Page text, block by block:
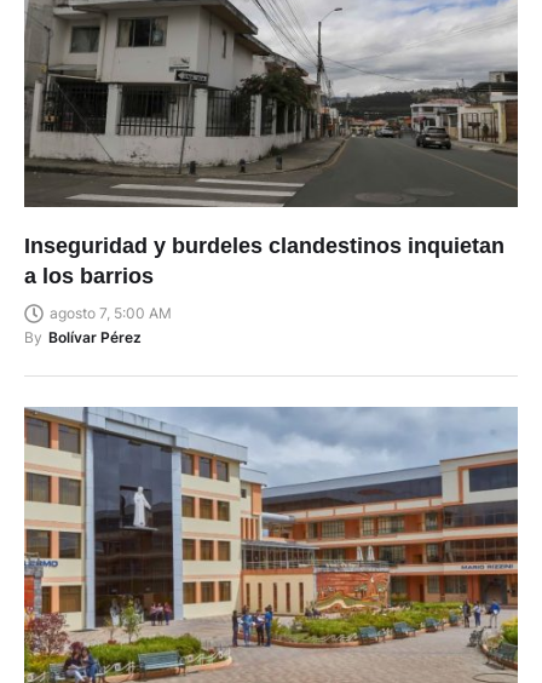
Inseguridad y burdeles clandestinos inquietan
a los barrios
agosto 7, 5:00 AM
By Bolívar Pérez